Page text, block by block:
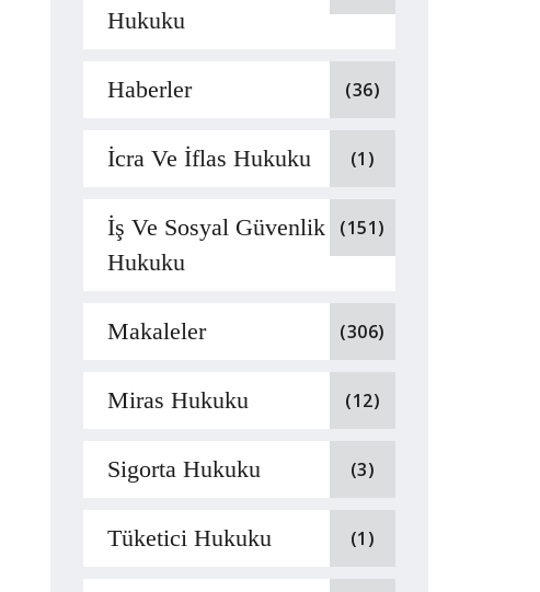
Hukuku
Haberler (36)
İcra Ve İflas Hukuku (1)
İş Ve Sosyal Güvenlik
Hukuku
(151)
Makaleler (306)
Miras Hukuku (12)
Sigorta Hukuku (3)
Tüketici Hukuku (1)